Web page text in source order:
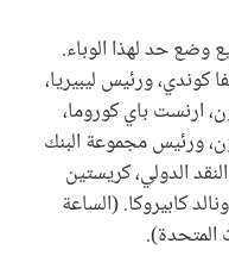
وضع حد لهذا الوباء.
كوندي، ورئيس ليبيريا،
ارنست باي كوروما،
ورئيس مجموعة البنك
الدولي، كريستين
كابيروكا. (الساعة
المتحدة).